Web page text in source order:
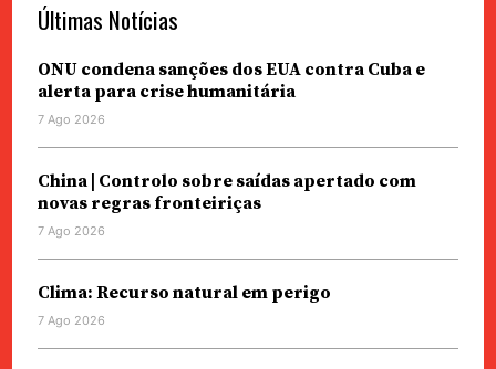
Últimas Notícias
ONU condena sanções dos EUA contra Cuba e
alerta para crise humanitária
7 Ago 2026
China | Controlo sobre saídas apertado com
novas regras fronteiriças
7 Ago 2026
Clima: Recurso natural em perigo
7 Ago 2026